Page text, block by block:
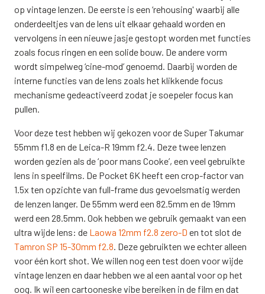
op vintage lenzen. De eerste is een ‘rehousing' waarbij alle
onderdeeltjes van de lens uit elkaar gehaald worden en
vervolgens in een nieuwe jasje gestopt worden met functies
zoals focus ringen en een solide bouw. De andere vorm
wordt simpelweg ‘cine-mod’ genoemd. Daarbij worden de
interne functies van de lens zoals het klikkende focus
mechanisme gedeactiveerd zodat je soepeler focus kan
pullen.
Voor deze test hebben wij gekozen voor de Super Takumar
55mm f1.8 en de Leica-R 19mm f2.4. Deze twee lenzen
worden gezien als de ‘poor mans Cooke’, een veel gebruikte
lens in speelfilms. De Pocket 6K heeft een crop-factor van
1.5x ten opzichte van full-frame dus gevoelsmatig werden
de lenzen langer. De 55mm werd een 82.5mm en de 19mm
werd een 28.5mm. Ook hebben we gebruik gemaakt van een
ultra wijde lens: de Laowa 12mm f2.8 zero-D en tot slot de
Tamron SP 15-30mm f2.8 . Deze gebruikten we echter alleen
voor één kort shot. We willen nog een test doen voor wijde
vintage lenzen en daar hebben we al een aantal voor op het
oog. Ik wil een cartooneske vibe bereiken in de film en dat